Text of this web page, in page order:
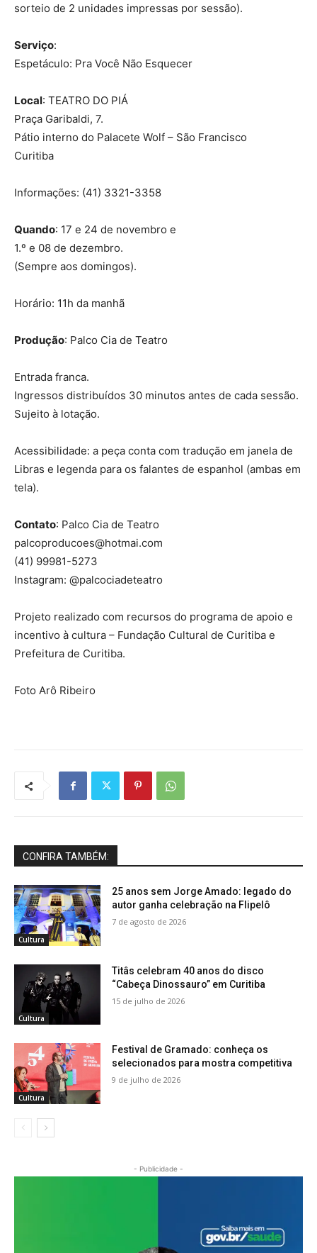
sorteio de 2 unidades impressas por sessão).
Serviço:
Espetáculo: Pra Você Não Esquecer
Local: TEATRO DO PIÁ
Praça Garibaldi, 7.
Pátio interno do Palacete Wolf – São Francisco
Curitiba
Informações: (41) 3321-3358
Quando: 17 e 24 de novembro e
1.º e 08 de dezembro.
(Sempre aos domingos).
Horário: 11h da manhã
Produção: Palco Cia de Teatro
Entrada franca.
Ingressos distribuídos 30 minutos antes de cada sessão.
Sujeito à lotação.
Acessibilidade: a peça conta com tradução em janela de
Libras e legenda para os falantes de espanhol (ambas em
tela).
Contato: Palco Cia de Teatro
palcoproducoes@hotmai.com
(41) 99981-5273
Instagram: @palcociadeteatro
Projeto realizado com recursos do programa de apoio e
incentivo à cultura – Fundação Cultural de Curitiba e
Prefeitura de Curitiba.
Foto Arô Ribeiro
CONFIRA TAMBÉM:
Cultura
25 anos sem Jorge Amado: legado do
autor ganha celebração na Flipelô
7 de agosto de 2026
Cultura
Titâs celebram 40 anos do disco
“Cabeça Dinossauro” em Curitiba
15 de julho de 2026
Cultura
Festival de Gramado: conheça os
selecionados para mostra competitiva
9 de julho de 2026
- Publicidade -